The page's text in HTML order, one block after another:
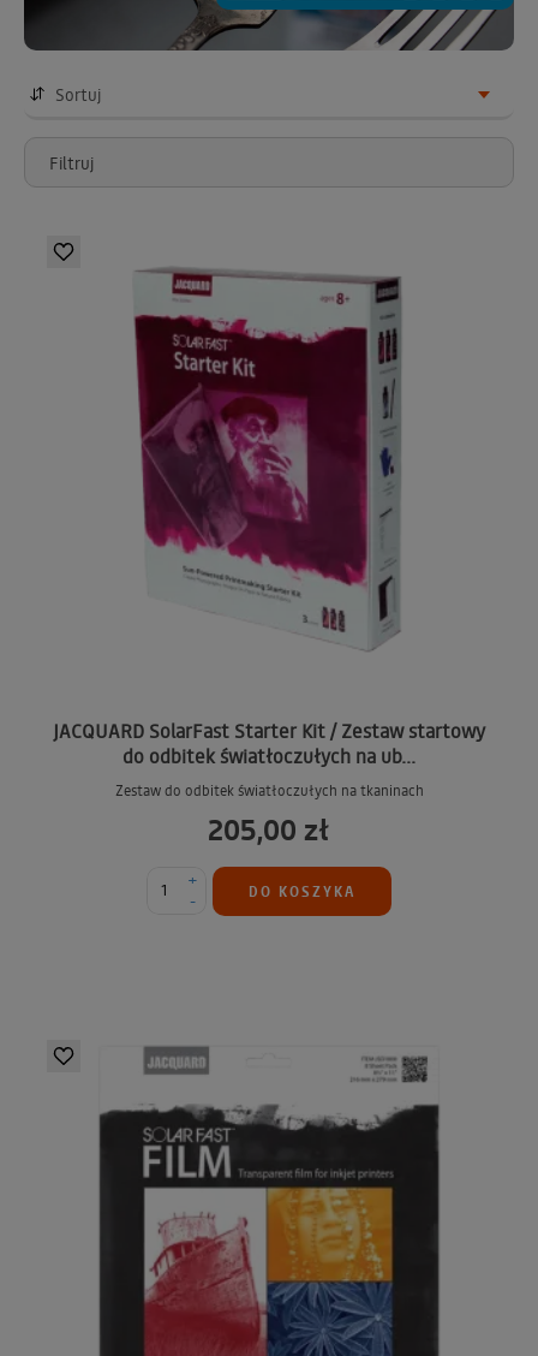
Sortuj
Filtruj
JACQUARD SolarFast Starter Kit / Zestaw startowy
do odbitek światłoczułych na ub...
Zestaw do odbitek światłoczułych na tkaninach
205,00 zł
-
+
DO KOSZYKA